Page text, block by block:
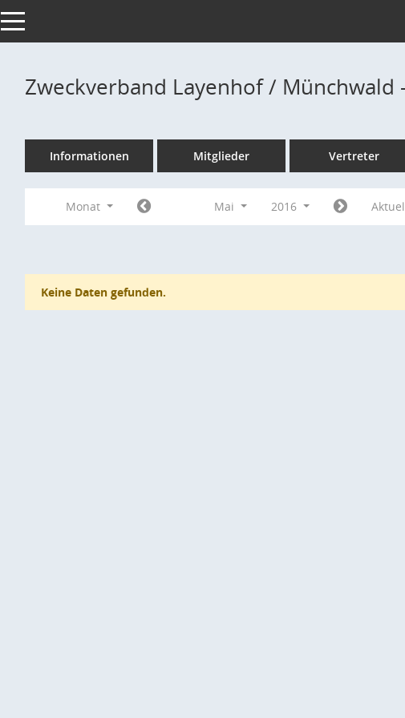
Toggle navigation
Zweckverband Layenhof / Münchwald
Informationen Mitglieder Vertreter
Monat Mai 2016
Keine Daten gefunden.